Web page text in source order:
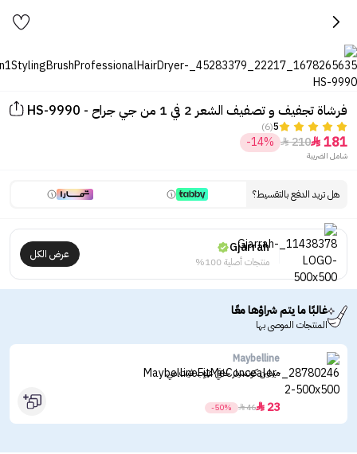
فرشاة تجفيف و تصفيف الشعر 2 في 1 من جي جراح - HS-9990
5
(6)
181

210

-14%
شامل الضريبة
هل تريد الدفع بالتقسيط؟
Gjarrah
منتجات أصلية 100%
عرض الكل
غالبًا ما يتم شراؤها معًا
المنتجات الموصى بها
Maybelline
ميبلين كونسيلر خافي عيوب فيت مي
23

46

-50%